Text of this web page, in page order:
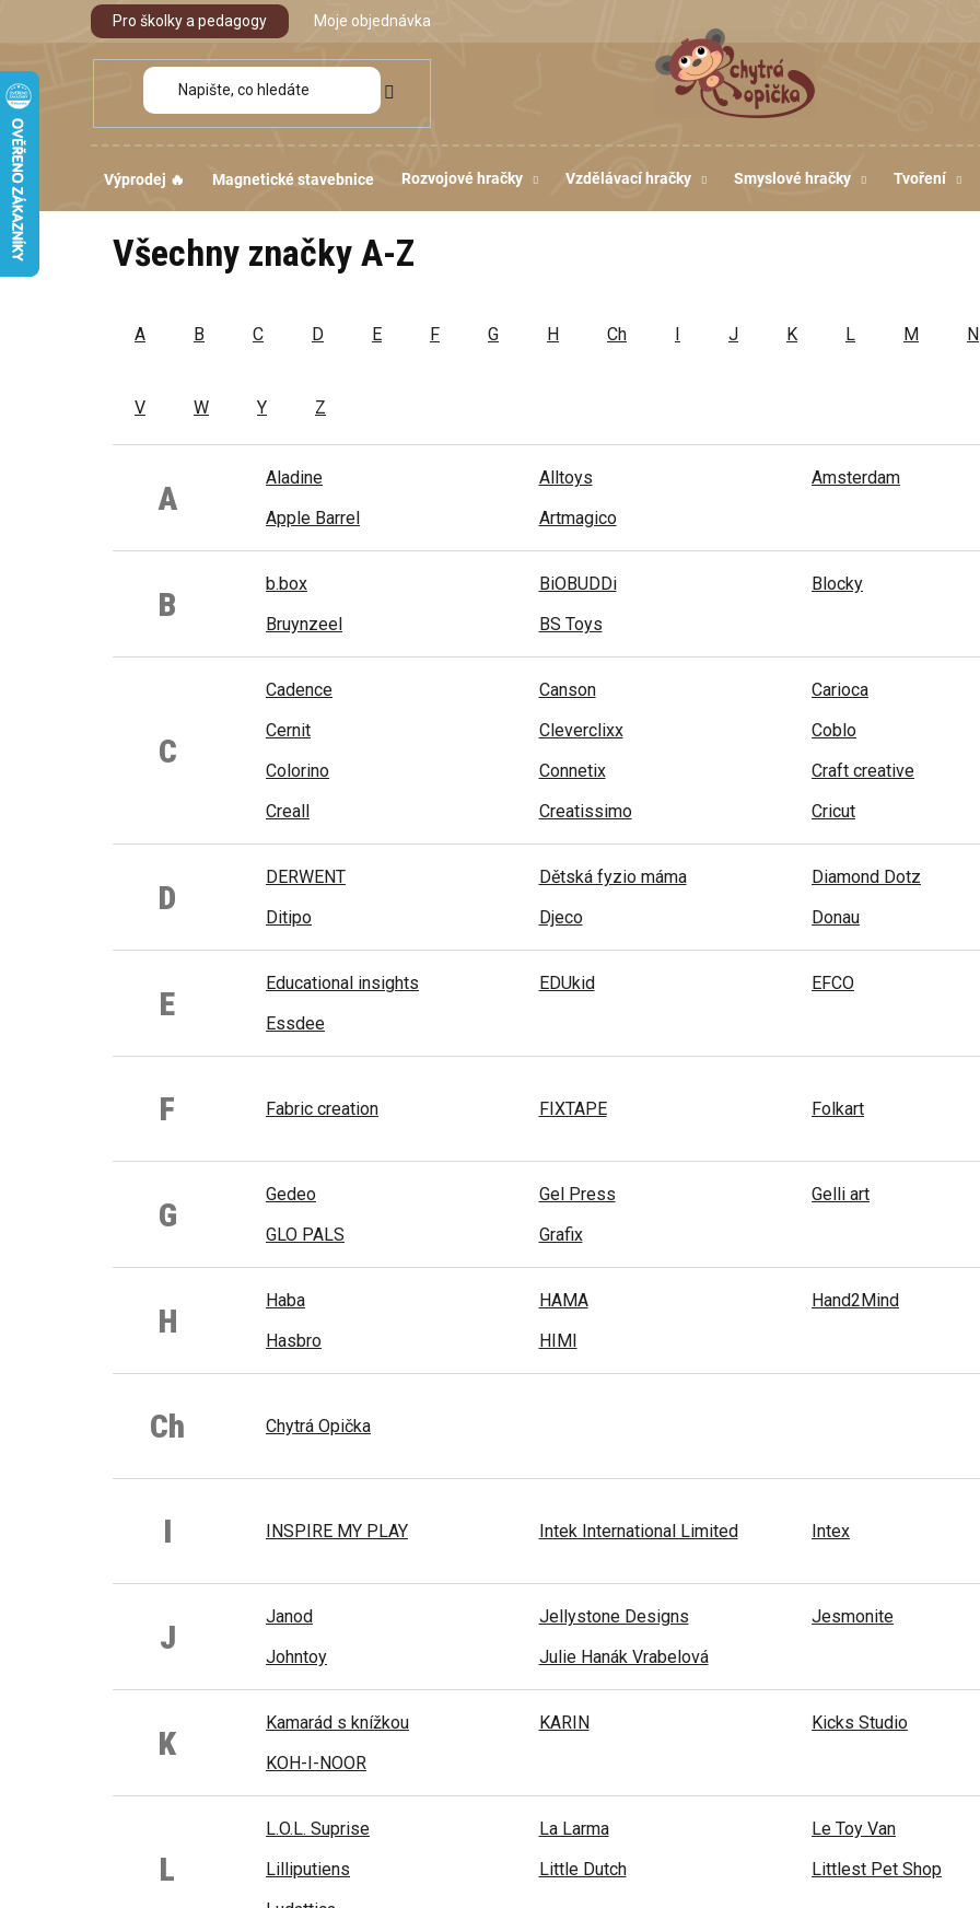
Pro školky a pedagogy Moje objednávka
Výprodej 🔥 Magnetické stavebnice Rozvojové hračky Vzdělávací hračky Smyslové hračky Tvoření
Všechny značky A-Z
A B C D E F G H Ch J K L M N
V W Y Z
A
Aladine Alltoys Amsterdam
Apple Barrel
Artmagico
B
b.box BiOBUDDi Blocky
Bruynzeel
BS Toys
C
Cadence Canson Carioca
Cernit
Cleverclixx Coblo
Colorino
Connetix Craft creative
Creall
Creatissimo Cricut
D
DERWENT Dětská fyzio máma Diamond Dotz
Ditipo
Djeco Donau
E
Educational insights EDUkid EFCO
Essdee
F Fabric creation FIXTAPE Folkart
G
Gedeo Gel Press Gelli art
GLO PALS
Grafix
H
Haba HAMA Hand2Mind
Hasbro
HIMI
Ch Chytrá Opička
I INSPIRE MY PLAY Intek International Limited Intex
J
Janod Jellystone Designs Jesmonite
Johntoy
Julie Hanák Vrabelová
K
Kamarád s knížkou KARIN Kicks Studio
KOH-I-NOOR
L
L.O.L. Suprise La Larma Le Toy Van
Lilliputiens
Little Dutch Littlest Pet Shop